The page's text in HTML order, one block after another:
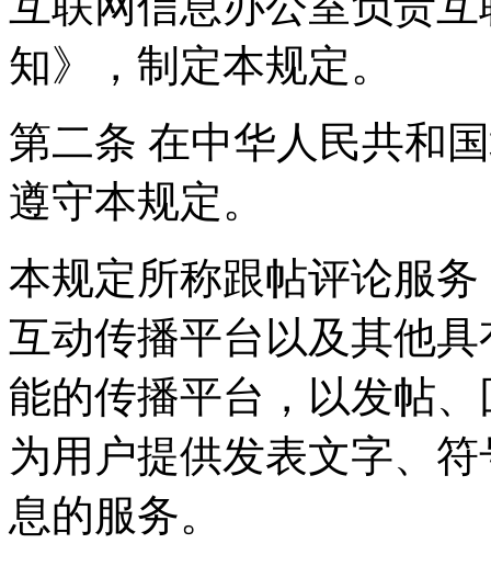
知》，制定本规定。
第二条 在中华人民共和
遵守本规定。
本规定所称跟帖评论服
互动传播平台以及其他
能的传播平台，以发帖
为用户提供发表文字、
息的服务。